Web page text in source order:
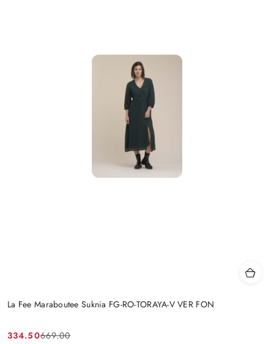
La Fee Maraboutee Suknia FG-RO-TORAYA-V VER FON
334.50669.00